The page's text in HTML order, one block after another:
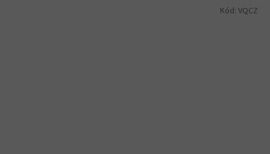
Kód: VQCZ